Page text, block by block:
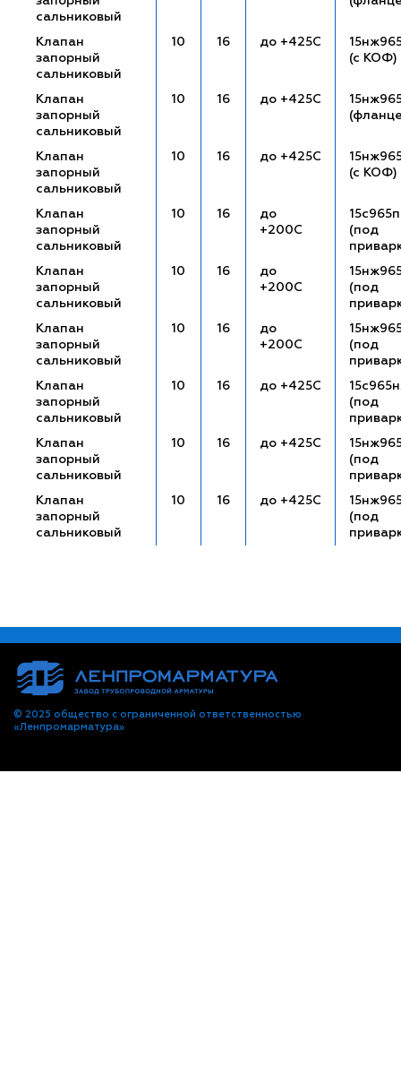
сальниковый
Клапан
запорный
сальниковый
10 16 до +425С
(с КОФ)
Клапан
запорный
сальниковый
10 16 до +425С
Клапан
запорный
сальниковый
10 16 до +425С
(с КОФ)
Клапан
запорный
сальниковый
10 16
до
+200С
(под
Клапан
запорный
сальниковый
10 16
до
+200С
(под
Клапан
запорный
сальниковый
10 16
до
+200С
(под
Клапан
запорный
сальниковый
10 16 до +425С
(под
Клапан
запорный
сальниковый
10 16 до +425С
(под
Клапан
запорный
сальниковый
10 16 до +425С
(под
© 2025 общество с ограниченной ответственностью
«Ленпромарматура»